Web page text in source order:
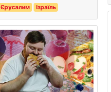
Єрусалим Ізраїль